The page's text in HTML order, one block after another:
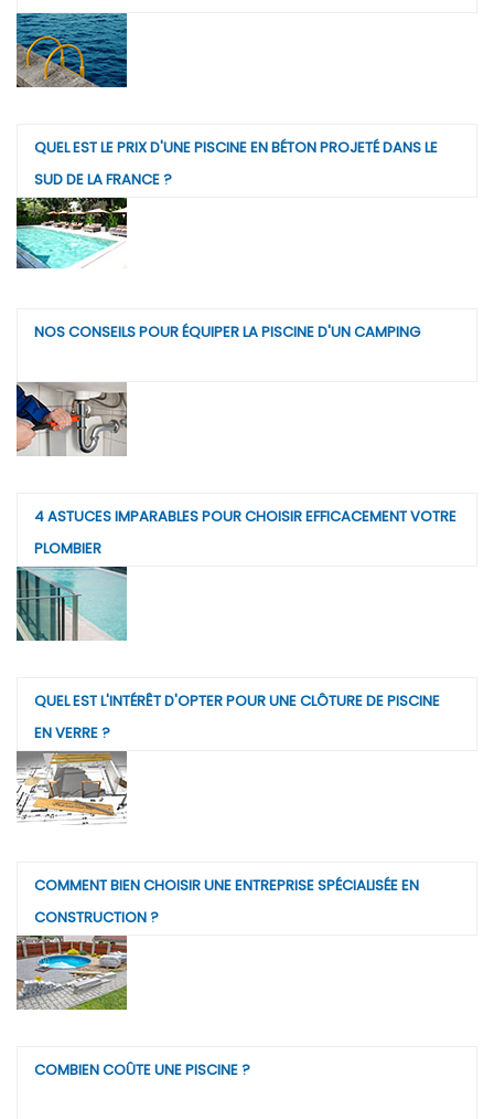
QUEL EST LE PRIX D'UNE PISCINE EN BÉTON PROJETÉ DANS LE
SUD DE LA FRANCE ?
NOS CONSEILS POUR ÉQUIPER LA PISCINE D'UN CAMPING
4 ASTUCES IMPARABLES POUR CHOISIR EFFICACEMENT VOTRE
PLOMBIER
QUEL EST L'INTÉRÊT D'OPTER POUR UNE CLÔTURE DE PISCINE
EN VERRE ?
COMMENT BIEN CHOISIR UNE ENTREPRISE SPÉCIALISÉE EN
CONSTRUCTION ?
COMBIEN COÛTE UNE PISCINE ?